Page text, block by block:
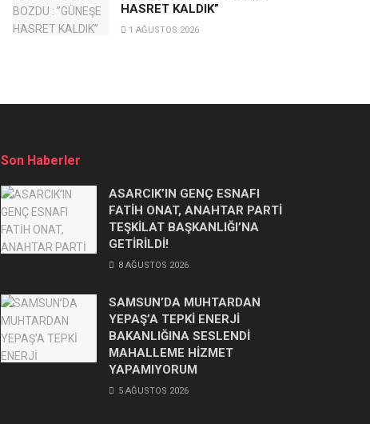
HASRET KALDIK”
1 AĞUSTOS 2026
Son Haberler
ASARCIK’IN GENÇ ESNAFI
FATİH ONAT, ANAHTAR PARTİ
TEŞKİLAT BAŞKANLIĞI’NA
GETİRİLDİ!
8 AĞUSTOS 2026
SAMSUN’DA MUHTARDAN
YEPAŞ’A TEPKİ ENERJİ
BAKANLIĞINA SESLENDİ
MAHALLEME HİZMET
YAPAMIYORUM
5 AĞUSTOS 2026